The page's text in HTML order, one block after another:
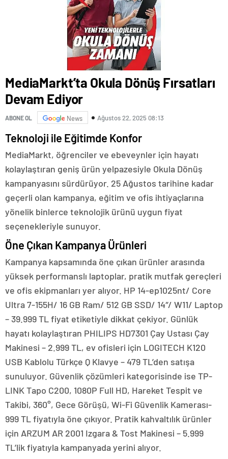
MediaMarkt’ta Okula Dönüş Fırsatları
Devam Ediyor
ABONE OL News Ağustos 22, 2025 08:13
Teknoloji ile Eğitimde Konfor
MediaMarkt, öğrenciler ve ebeveynler için hayatı
kolaylaştıran geniş ürün yelpazesiyle Okula Dönüş
kampanyasını sürdürüyor. 25 Ağustos tarihine kadar
geçerli olan kampanya, eğitim ve ofis ihtiyaçlarına
yönelik binlerce teknolojik ürünü uygun fiyat
seçenekleriyle sunuyor.
Öne Çıkan Kampanya Ürünleri
Kampanya kapsamında öne çıkan ürünler arasında
yüksek performanslı laptoplar, pratik mutfak gereçleri
ve ofis ekipmanları yer alıyor. HP 14-ep1025nt/ Core
Ultra 7-155H/ 16 GB Ram/ 512 GB SSD/ 14″/ W11/ Laptop
– 39.999 TL fiyat etiketiyle dikkat çekiyor. Günlük
hayatı kolaylaştıran PHILIPS HD7301 Çay Ustası Çay
Makinesi – 2.999 TL, ev ofisleri için LOGITECH K120
USB Kablolu Türkçe Q Klavye – 479 TL’den satışa
sunuluyor. Güvenlik çözümleri kategorisinde ise TP-
LINK Tapo C200, 1080P Full HD, Hareket Tespit ve
Takibi, 360°, Gece Görüşü, Wi-Fi Güvenlik Kamerası-
999 TL fiyatıyla öne çıkıyor. Pratik kahvaltılık ürünler
için ARZUM AR 2001 Izgara & Tost Makinesi – 5.999
TL’lik fiyatıyla kampanyada yerini alıyor.